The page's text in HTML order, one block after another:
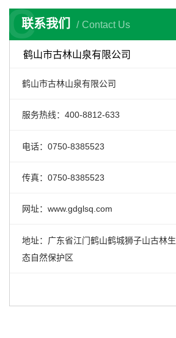
联系我们 Contact Us
C
鹤山市古林山泉有限公司
鹤山市古林山泉有限公司
服务热线：400-8812-633
电话：0750-8385523
传真：0750-8385523
网址：www.gdglsq.com
地址：广东省江门鹤山鹤城狮子山古林生
态自然保护区